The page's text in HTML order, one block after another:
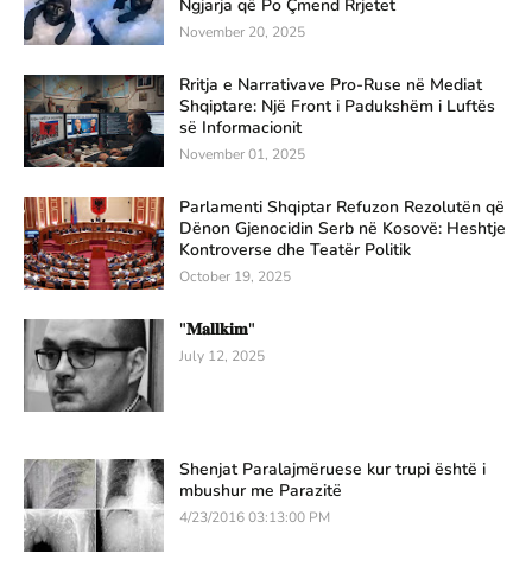
Ngjarja që Po Çmend Rrjetet
November 20, 2025
Rritja e Narrativave Pro-Ruse në Mediat
Shqiptare: Një Front i Padukshëm i Luftës
së Informacionit
November 01, 2025
Parlamenti Shqiptar Refuzon Rezolutën që
Dënon Gjenocidin Serb në Kosovë: Heshtje
Kontroverse dhe Teatër Politik
October 19, 2025
"𝐌𝐚𝐥𝐥𝐤𝐢𝐦"
July 12, 2025
Shenjat Paralajmëruese kur trupi është i
mbushur me Parazitë
4/23/2016 03:13:00 PM